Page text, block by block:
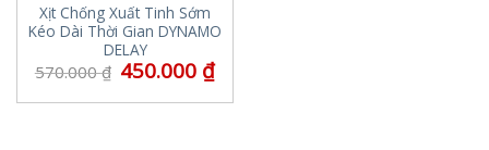
Xịt Chống Xuất Tinh Sớm
Kéo Dài Thời Gian DYNAMO
DELAY
570.000₫ 450.000 ₫